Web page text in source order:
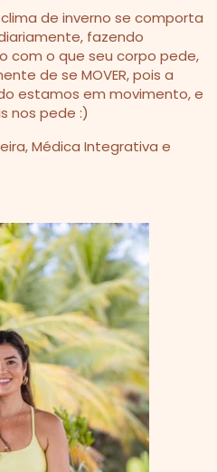
de inverno se comporta
fazendo
com o que seu corpo pede,
de se MOVER, pois a
estamos em movimento, e
nos pede :)
Médica Integrativa e